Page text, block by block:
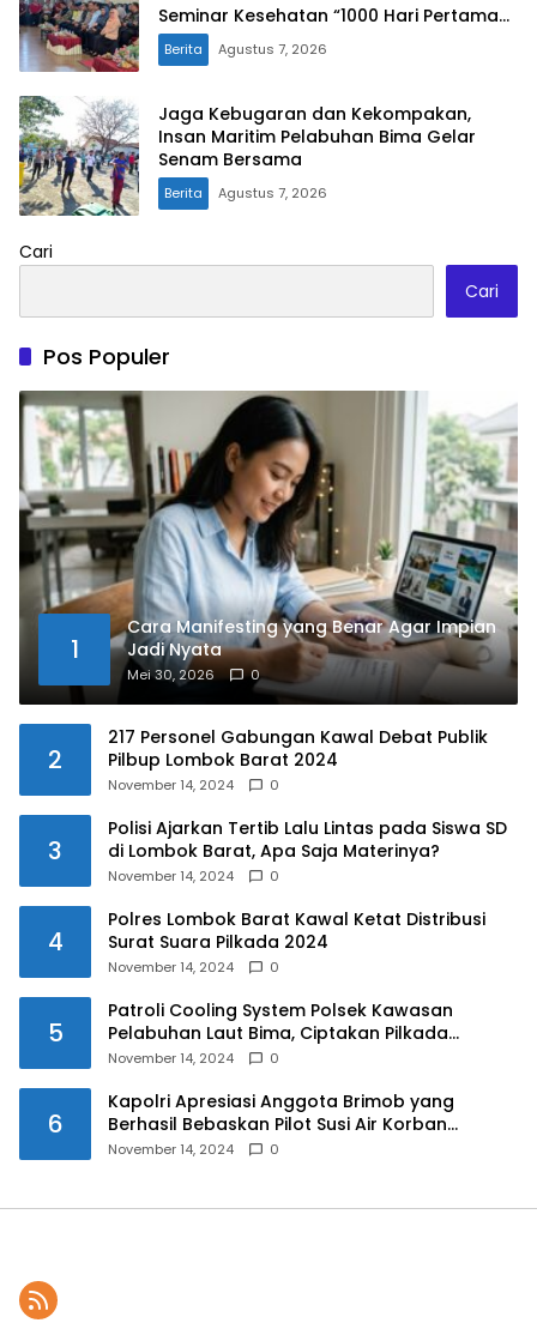
Seminar Kesehatan “1000 Hari Pertama
Kehidupan”
Berita Agustus 7, 2026
Jaga Kebugaran dan Kekompakan,
Insan Maritim Pelabuhan Bima Gelar
Senam Bersama
Berita Agustus 7, 2026
Cari
Cari
Pos Populer
1
Cara Manifesting yang Benar Agar Impian
Jadi Nyata
Mei 30, 2026 0
2
217 Personel Gabungan Kawal Debat Publik
Pilbup Lombok Barat 2024
November 14, 2024 0
3
Polisi Ajarkan Tertib Lalu Lintas pada Siswa SD
di Lombok Barat, Apa Saja Materinya?
November 14, 2024 0
4
Polres Lombok Barat Kawal Ketat Distribusi
Surat Suara Pilkada 2024
November 14, 2024 0
5
Patroli Cooling System Polsek Kawasan
Pelabuhan Laut Bima, Ciptakan Pilkada
Serentak 2024 yang Aman dan Damai
November 14, 2024 0
6
Kapolri Apresiasi Anggota Brimob yang
Berhasil Bebaskan Pilot Susi Air Korban
Penyanderaan KKB
November 14, 2024 0